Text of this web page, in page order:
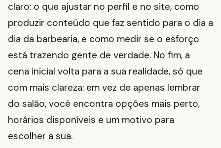
claro: o que ajustar no perfil e no site, como
produzir conteúdo que faz sentido para o dia a
dia da barbearia, e como medir se o esforço
está trazendo gente de verdade. No fim, a
cena inicial volta para a sua realidade, só que
com mais clareza: em vez de apenas lembrar
do salão, você encontra opções mais perto,
horários disponíveis e um motivo para
escolher a sua.